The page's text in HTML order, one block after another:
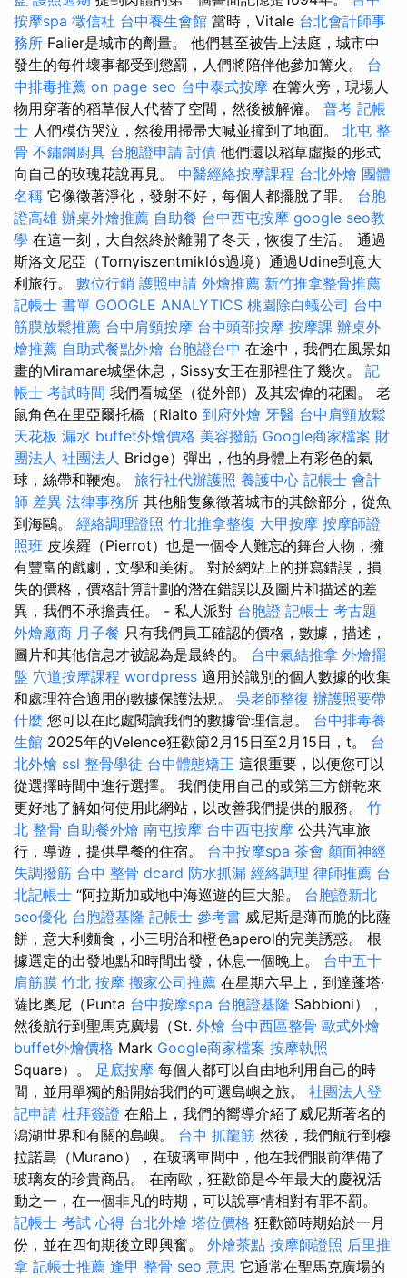
按摩spa 徵信社 台中養生會館 當時，Vitale 台北會計師事
務所 Falier是城市的劑量。 他們甚至被告上法庭，城市中
發生的每件壞事都受到懲罰，人們將陪伴他參加篝火。 台
中排毒推薦 on page seo 台中泰式按摩 在篝火旁，現場人
物用穿著的稻草假人代替了空間，然後被解僱。 普考 記帳
士 人們模仿哭泣，然後用掃帚大喊並撞到了地面。 北屯 整
骨 不鏽鋼廚具 台胞證申請 討債 他們還以稻草虛擬的形式
向自己的玫瑰花說再見。 中醫經絡按摩課程 台北外燴 團體
名稱 它像徵著淨化，發射不好，每個人都擺脫了罪。 台胞
證高雄 辦桌外燴推薦 自助餐 台中西屯按摩 google seo教
學 在這一刻，大自然終於離開了冬天，恢復了生活。 通過
斯洛文尼亞（Tornyiszentmiklós過境）通過Udine到意大
利旅行。 數位行銷 護照申請 外燴推薦 新竹推拿整骨推薦
記帳士 書單 GOOGLE ANALYTICS 桃園除白蟻公司 台中
筋膜放鬆推薦 台中肩頸按摩 台中頭部按摩 按摩課 辦桌外
燴推薦 自助式餐點外燴 台胞證台中 在途中，我們在風景如
畫的Miramare城堡休息，Sissy女王在那裡住了幾次。 記
帳士 考試時間 我們看城堡（從外部）及其宏偉的花園。 老
鼠角色在里亞爾托橋（Rialto 到府外燴 牙醫 台中肩頸放鬆
天花板 漏水 buffet外燴價格 美容撥筋 Google商家檔案 財
團法人 社團法人 Bridge）彈出，他的身體上有彩色的氣
球，絲帶和鞭炮。 旅行社代辦護照 養護中心 記帳士 會計
師 差異 法律事務所 其他船隻象徵著城市的其餘部分，從魚
到海鷗。 經絡調理證照 竹北推拿整復 大甲按摩 按摩師證
照班 皮埃羅（Pierrot）也是一個令人難忘的舞台人物，擁
有豐富的戲劇，文學和美術。 對於網站上的拼寫錯誤，損
失的價格，價格計算計劃的潛在錯誤以及圖片和描述的差
異，我們不承擔責任。 - 私人派對 台胞證 記帳士 考古題
外燴廠商 月子餐 只有我們員工確認的價格，數據，描述，
圖片和其他信息才被認為是最終的。 台中氣結推拿 外燴擺
盤 穴道按摩課程 wordpress 適用於識別的個人數據的收集
和處理符合適用的數據保護法規。 吳老師整復 辦護照要帶
什麼 您可以在此處閱讀我們的數據管理信息。 台中排毒養
生館 2025年的Velence狂歡節2月15日至2月15日，t。 台
北外燴 ssl 整骨學徒 台中體態矯正 這很重要，以便您可以
從選擇時間中進行選擇。 我們使用自己的或第三方餅乾來
更好地了解如何使用此網站，以改善我們提供的服務。 竹
北 整骨 自助餐外燴 南屯按摩 台中西屯按摩 公共汽車旅
行，導遊，提供早餐的住宿。 台中按摩spa 茶會 顏面神經
失調撥筋 台中 整骨 dcard 防水抓漏 經絡調理 律師推薦 台
北記帳士 “阿拉斯加或地中海巡遊的巨大船。 台胞證新北
seo優化 台胞證基隆 記帳士 參考書 威尼斯是薄而脆的比薩
餅，意大利麵食，小三明治和橙色aperol的完美誘惑。 根
據選定的出發地點和時間出發，休息一個晚上。 台中五十
肩筋膜 竹北 按摩 搬家公司推薦 在星期六早上，到達蓬塔·
薩比奧尼（Punta 台中按摩spa 台胞證基隆 Sabbioni），
然後航行到聖馬克廣場（St. 外燴 台中西區整骨 歐式外燴
buffet外燴價格 Mark Google商家檔案 按摩執照
Square）。 足底按摩 每個人都可以自由地利用自己的時
間，並用單獨的船開始我們的可選島嶼之旅。 社團法人登
記申請 杜拜簽證 在船上，我們的嚮導介紹了威尼斯著名的
潟湖世界和有關的島嶼。 台中 抓龍筋 然後，我們航行到穆
拉諾島（Murano），在玻璃車間中，他在我們眼前準備了
玻璃友的珍貴商品。 在南歐，狂歡節是今年最大的慶祝活
動之一，在一個非凡的時期，可以說事情相對有罪不罰。
記帳士 考試 心得 台北外燴 塔位價格 狂歡節時期始於一月
份，並在四旬期後立即興奮。 外燴茶點 按摩師證照 后里推
拿 記帳士推薦 逢甲 整骨 seo 意思 它通常在聖馬克廣場的